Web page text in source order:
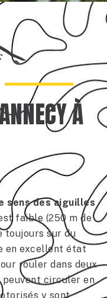
À
sens des aiguilles
faible (250 m de
toujours sur du
en excellent état
rouler dans deux
peuvent circuler en
y sont